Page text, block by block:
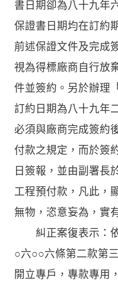
書日期卻為八十九年
保證書日期均在訂約
前述保證文件及完成
視為得標廠商自行放
件並簽約。另於辦理
訂約日期為八十九年
必須與廠商完成簽約
付款之規定，而於簽
日簽報，並由副署長
工程預付款，凡此，
無物，恣意妄為，實
糾正案復表示：依
○六○○六條第二款第
開立專戶，專款專用